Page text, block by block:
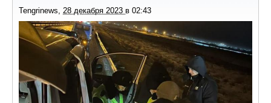
Tengrinews 28 декабря 2023 в 02:43